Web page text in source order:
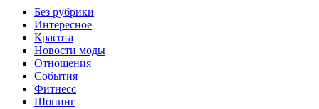
Без рубрики
Интересное
Красота
Новости моды
Отношения
События
Фитнесс
Шопинг